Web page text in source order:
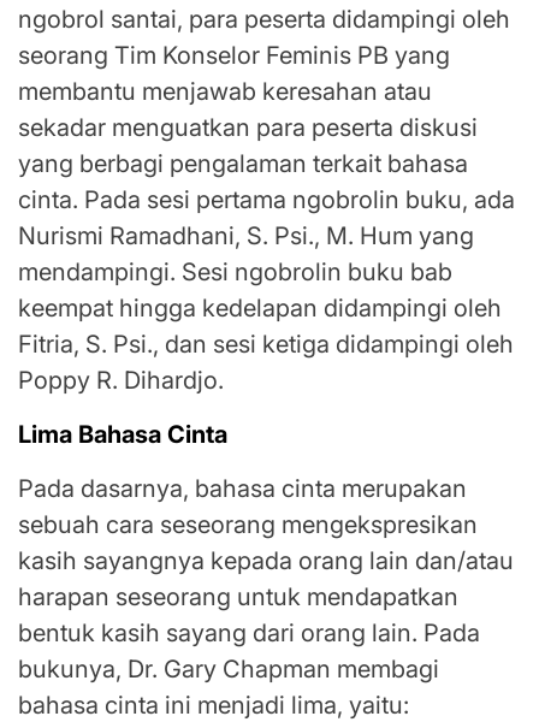
ngobrol santai, para peserta didampingi oleh
seorang Tim Konselor Feminis PB yang
membantu menjawab keresahan atau
sekadar menguatkan para peserta diskusi
yang berbagi pengalaman terkait bahasa
cinta. Pada sesi pertama ngobrolin buku, ada
Nurismi Ramadhani, S. Psi., M. Hum yang
mendampingi. Sesi ngobrolin buku bab
keempat hingga kedelapan didampingi oleh
Fitria, S. Psi., dan sesi ketiga didampingi oleh
Poppy R. Dihardjo.
Lima Bahasa Cinta
Pada dasarnya, bahasa cinta merupakan
sebuah cara seseorang mengekspresikan
kasih sayangnya kepada orang lain dan/atau
harapan seseorang untuk mendapatkan
bentuk kasih sayang dari orang lain. Pada
bukunya, Dr. Gary Chapman membagi
bahasa cinta ini menjadi lima, yaitu: